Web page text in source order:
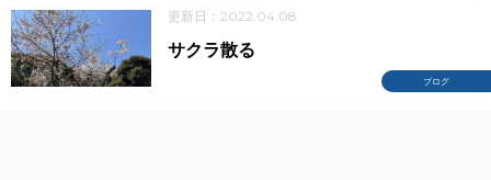
更新日：2022.04.08
ブログ
サクラ散る